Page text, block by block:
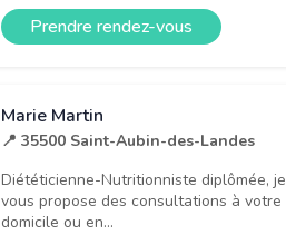
Prendre rendez-vous
Marie Martin
📍 35500 Saint-Aubin-des-Landes
Diététicienne-Nutritionniste diplômée, je
vous propose des consultations à votre
domicile ou en...